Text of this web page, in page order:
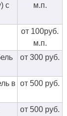
с
м.п.
от 100руб.
м.п.
от 300 руб.
в от 500 руб.
от 500 руб.